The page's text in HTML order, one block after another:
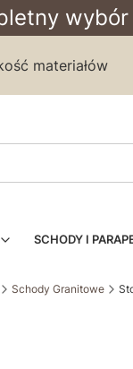
materiałów
SCHODY I
Schody Granitowe